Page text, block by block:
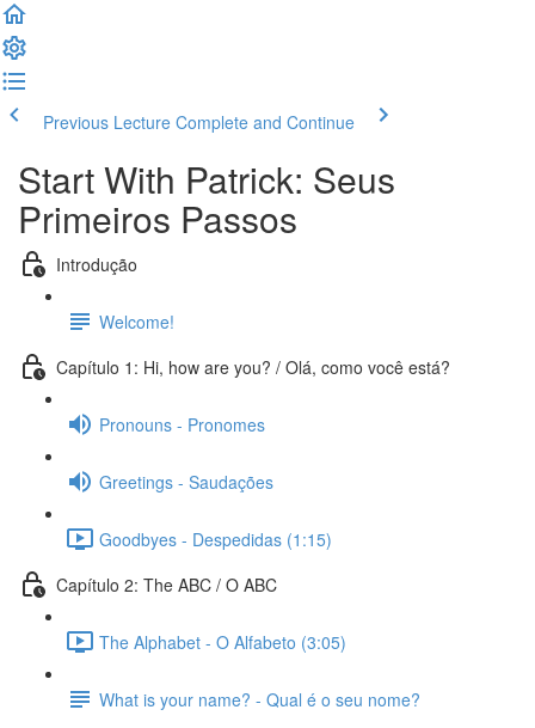
Previous Lecture Complete and Continue
Start With Patrick: Seus
Primeiros Passos
Introdução
Welcome!
Capítulo 1: Hi, how are you? / Olá, como você está?
Pronouns - Pronomes
Greetings - Saudações
Goodbyes - Despedidas (1:15)
Capítulo 2: The ABC / O ABC
The Alphabet - O Alfabeto (3:05)
What is your name? - Qual é o seu nome?